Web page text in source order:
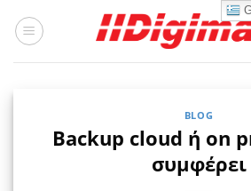
στο
BLOG
Backup cloud ή on
συμφέρει